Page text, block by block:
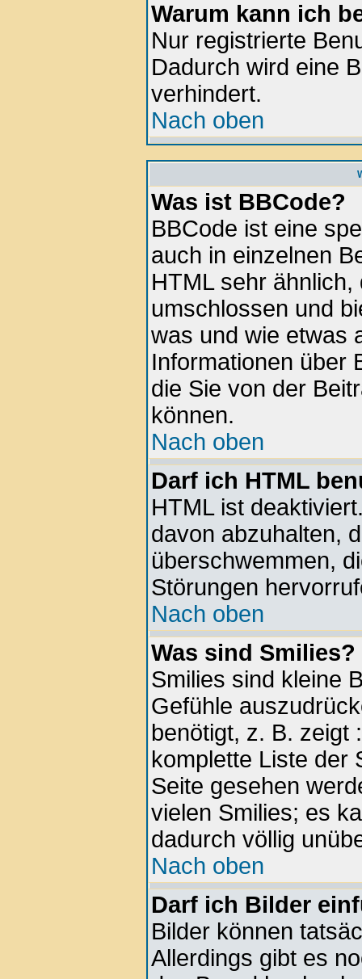
Warum kann ich
Nur registrierte
Dadurch wird eine
verhindert.
Nach oben
Was ist BBCode?
BBCode ist eine
auch in einzelnen
HTML sehr
umschlossen und
was und wie etwas
Informationen über
die Sie von der
können.
Nach oben
Darf ich HTML
HTML ist
davon abzuhalten,
überschwemmen,
Störungen
Nach oben
Was sind Smilies?
Smilies sind kleine
Gefühle
benötigt, z. B. zeigt
komplette Liste der
Seite gesehen
vielen Smilies; es
dadurch völlig
Nach oben
Darf ich Bilder
Bilder können
Allerdings gibt es